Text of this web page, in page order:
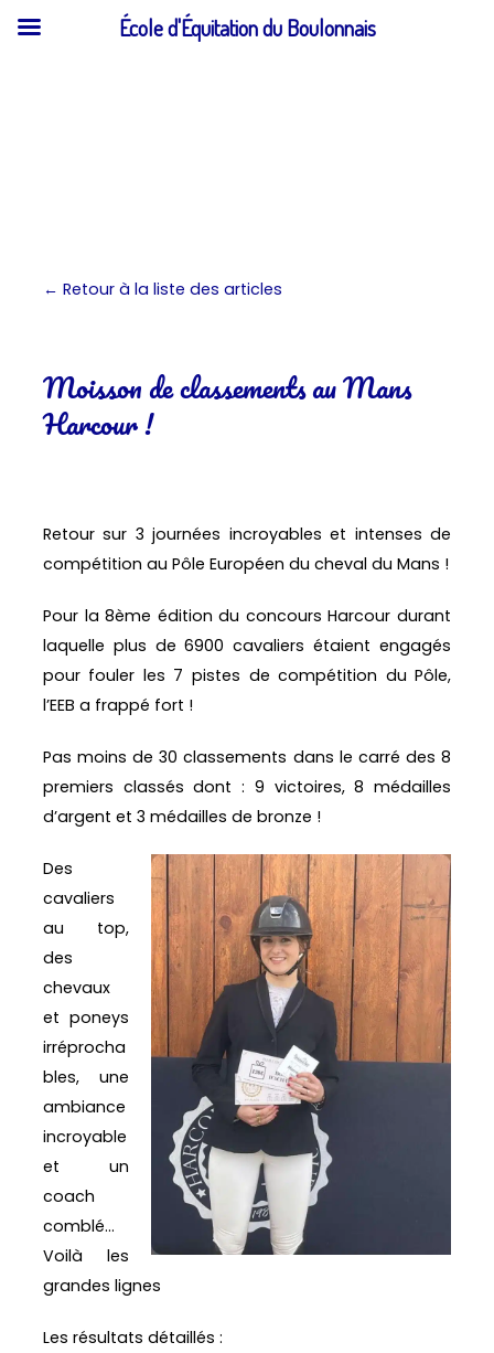
← Retour à la liste des articles
Moisson de classements au Mans
Harcour !
Retour sur 3 journées incroyables et intenses de
compétition au Pôle Européen du cheval du Mans !
Pour la 8ème édition du concours Harcour durant
laquelle plus de 6900 cavaliers étaient engagés
pour fouler les 7 pistes de compétition du Pôle,
l’EEB a frappé fort !
Pas moins de 30 classements dans le carré des 8
premiers classés dont : 9 victoires, 8 médailles
d’argent et 3 médailles de bronze !
Des
cavaliers
au top,
des
chevaux
et poneys
irréprocha
bles, une
ambiance
incroyable
et un
coach
comblé…
Voilà les
grandes lignes
Les résultats détaillés :
École d'Équitation du Boulonnais